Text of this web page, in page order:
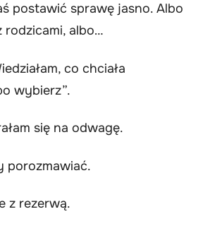
postawić sprawę jasno. Albo
rodzicami, albo…
co chciała
wybierz”.
się na odwagę.
porozmawiać.
z rezerwą.